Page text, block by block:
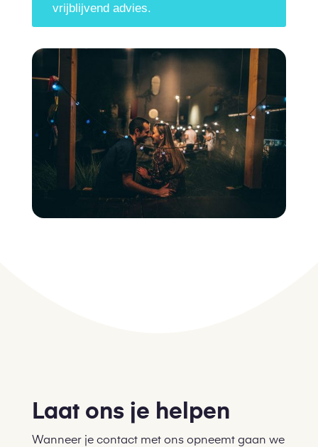
vrijblijvend advies.
Laat ons je helpen
Wanneer je contact met ons opneemt gaan we